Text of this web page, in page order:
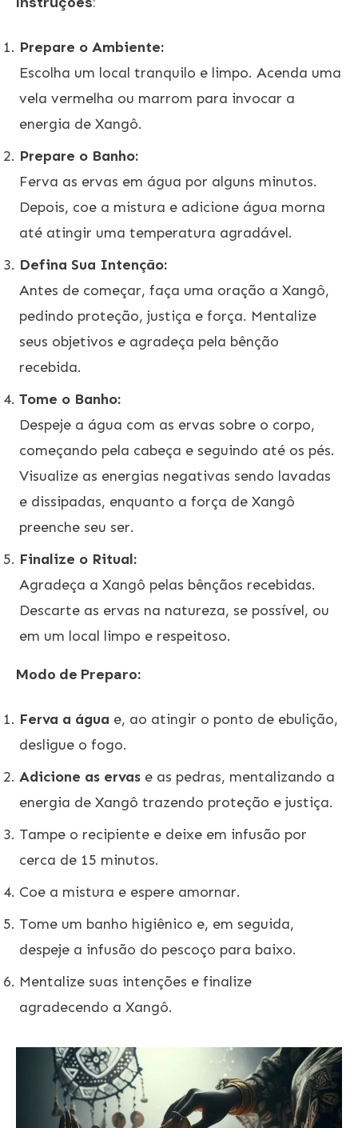
Prepare o Ambiente:
Escolha um local tranquilo e limpo. Acenda uma
vela vermelha ou marrom para invocar a
energia de Xangô.
Prepare o Banho:
Ferva as ervas em água por alguns minutos.
Depois, coe a mistura e adicione água morna
até atingir uma temperatura agradável.
Defina Sua Intenção:
Antes de começar, faça uma oração a Xangô,
pedindo proteção, justiça e força. Mentalize
seus objetivos e agradeça pela bênção
recebida.
Tome o Banho:
Despeje a água com as ervas sobre o corpo,
começando pela cabeça e seguindo até os pés.
Visualize as energias negativas sendo lavadas
e dissipadas, enquanto a força de Xangô
preenche seu ser.
Finalize o Ritual:
Agradeça a Xangô pelas bênçãos recebidas.
Descarte as ervas na natureza, se possível, ou
em um local limpo e respeitoso.
Modo de Preparo:
Ferva a água e, ao atingir o ponto de ebulição,
desligue o fogo.
Adicione as ervas e as pedras, mentalizando a
energia de Xangô trazendo proteção e justiça.
Tampe o recipiente e deixe em infusão por
cerca de 15 minutos.
Coe a mistura e espere amornar.
Tome um banho higiênico e, em seguida,
despeje a infusão do pescoço para baixo.
Mentalize suas intenções e finalize
agradecendo a Xangô.